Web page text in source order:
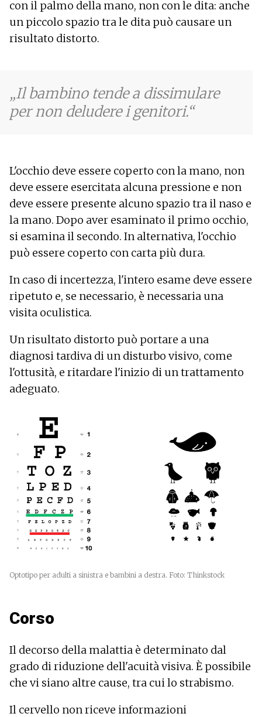
con il palmo della mano, non con le dita: anche
un piccolo spazio tra le dita può causare un
risultato distorto.
Il bambino tende a dissimulare
per non deludere i genitori.
L'occhio deve essere coperto con la mano, non
deve essere esercitata alcuna pressione e non
deve essere presente alcuno spazio tra il naso e
la mano. Dopo aver esaminato il primo occhio,
si esamina il secondo. In alternativa, l'occhio
può essere coperto con carta più dura.
In caso di incertezza, l'intero esame deve essere
ripetuto e, se necessario, è necessaria una
visita oculistica.
Un risultato distorto può portare a una
diagnosi tardiva di un disturbo visivo, come
l'ottusità, e ritardare l'inizio di un trattamento
adeguato.
Optotipo per adulti a sinistra e bambini a destra. Foto: Thinkstock
Corso
Il decorso della malattia è determinato dal
grado di riduzione dell'acuità visiva. È possibile
che vi siano altre cause, tra cui lo strabismo.
Il cervello non riceve informazioni